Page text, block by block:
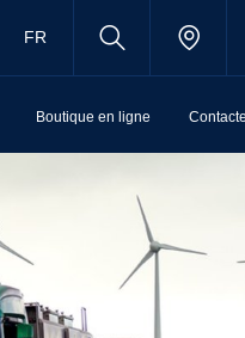
FR
Boutique en ligne